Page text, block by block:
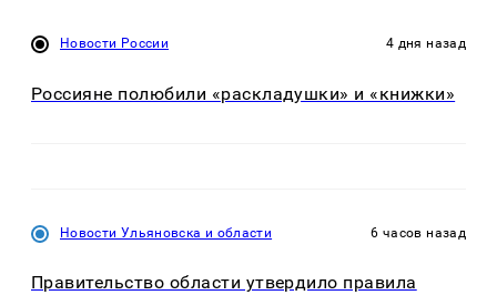
Новости России 4 дня назад
Россияне полюбили «раскладушки» и «книжки»
Новости Ульяновска и области 6 часов назад
Правительство области утвердило правила